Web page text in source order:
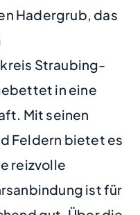
Hadergrub, das
Straubing-
in eine
Mit seinen
Feldern bietet es
reizvolle
ist für